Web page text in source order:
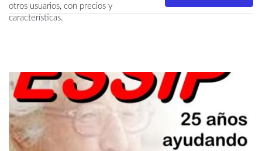
otros usuarios, con precios y
características.